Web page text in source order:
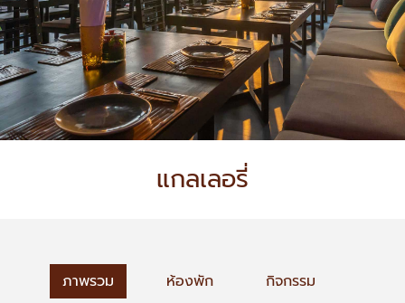
แกลเลอรี่
ภาพรวม ห้องพัก
กิจกรรม